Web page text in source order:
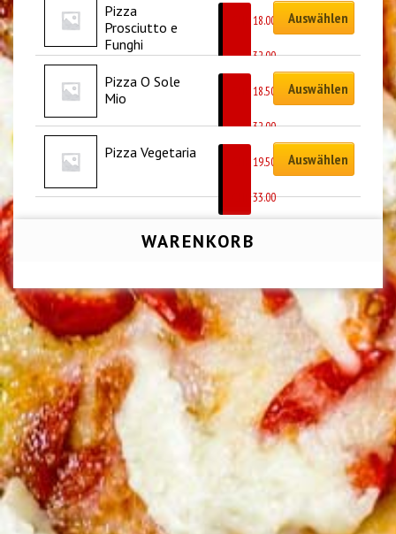
Pizza
Prosciutto e
Funghi
18.00
CHF32.00
Auswählen
Pizza O Sole
Mio
18.50
CHF32.00
Auswählen
Pizza Vegetaria
19.50
33.00
Auswählen
WARENKORB